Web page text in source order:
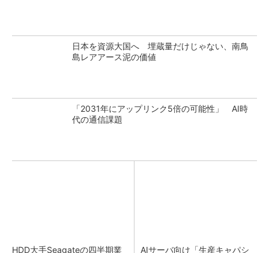
日本を資源大国へ 埋蔵量だけじゃない、南鳥
島レアアース泥の価値
「2031年にアップリンク5倍の可能性」 AI時
代の通信課題
HDD大手Seagateの四半期業
AIサーバ向け「生産キャパシ